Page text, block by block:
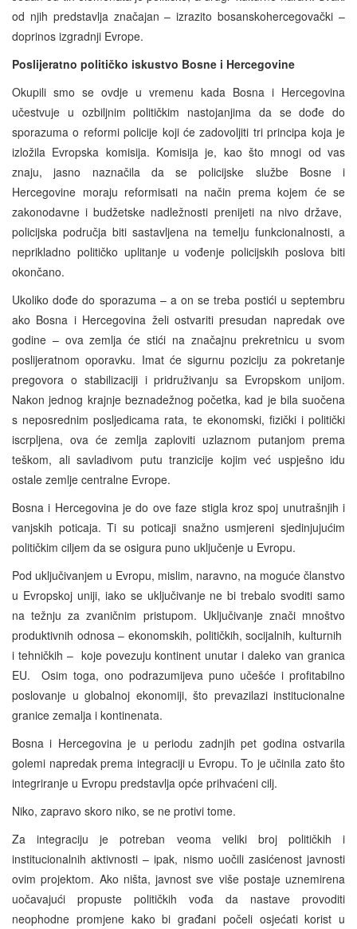
od njih predstavlja značajan – izrazito bosanskohercegovački –
doprinos izgradnji Evrope.
Poslijeratno političko iskustvo Bosne i Hercegovine
Okupili smo se ovdje u vremenu kada Bosna i Hercegovina
učestvuje u ozbiljnim političkim nastojanjima da se dođe do
sporazuma o reformi policije koji će zadovoljiti tri principa koja je
izložila Evropska komisija. Komisija je, kao što mnogi od vas
znaju, jasno naznačila da se policijske službe Bosne i
Hercegovine moraju reformisati na način prema kojem će se
zakonodavne i budžetske nadležnosti prenijeti na nivo države,
policijska područja biti sastavljena na temelju funkcionalnosti, a
neprikladno političko uplitanje u vođenje policijskih poslova biti
okončano.
Ukoliko dođe do sporazuma – a on se treba postići u septembru
ako Bosna i Hercegovina želi ostvariti presudan napredak ove
godine – ova zemlja će stići na značajnu prekretnicu u svom
poslijeratnom oporavku. Imat će sigurnu poziciju za pokretanje
pregovora o stabilizaciji i pridruživanju sa Evropskom unijom.
Nakon jednog krajnje beznadežnog početka, kad je bila suočena
s neposrednim posljedicama rata, te ekonomski, fizički i politički
iscrpljena, ova će zemlja zaploviti uzlaznom putanjom prema
teškom, ali savladivom putu tranzicije kojim već uspješno idu
ostale zemlje centralne Evrope.
Bosna i Hercegovina je do ove faze stigla kroz spoj unutrašnjih i
vanjskih poticaja. Ti su poticaji snažno usmjereni sjedinjujućim
političkim ciljem da se osigura puno uključenje u Evropu.
Pod uključivanjem u Evropu, mislim, naravno, na moguće članstvo
u Evropskoj uniji, iako se uključivanje ne bi trebalo svoditi samo
na težnju za zvaničnim pristupom. Uključivanje znači mnoštvo
produktivnih odnosa – ekonomskih, političkih, socijalnih, kulturnih
i tehničkih – koje povezuju kontinent unutar i daleko van granica
EU. Osim toga, ono podrazumijeva puno učešće i profitabilno
poslovanje u globalnoj ekonomiji, što prevazilazi institucionalne
granice zemalja i kontinenata.
Bosna i Hercegovina je u periodu zadnjih pet godina ostvarila
golemi napredak prema integraciji u Evropu. To je učinila zato što
integriranje u Evropu predstavlja opće prihvaćeni cilj.
Niko, zapravo skoro niko, se ne protivi tome.
Za integraciju je potreban veoma veliki broj političkih i
institucionalnih aktivnosti – ipak, nismo uočili zasićenost javnosti
ovim projektom. Ako ništa, javnost sve više postaje uznemirena
uočavajući propuste političkih vođa da nastave provoditi
neophodne promjene kako bi građani počeli osjećati korist u